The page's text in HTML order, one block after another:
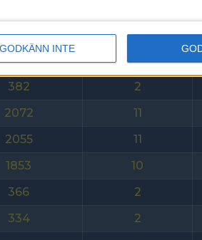
GODKÄNN INTE
2145
11
1929
10
382
2
2072
11
2055
11
1853
10
366
2
334
2